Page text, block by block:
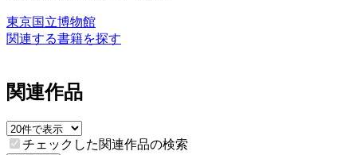
東京国立博物館
関連する書籍を探す
関連作品
チェックした関連作品の検索